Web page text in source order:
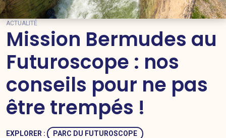
ACTUALITÉ
Mission Bermudes au
Futuroscope : nos
conseils pour ne pas
être trempés !
EXPLORER : PARC DU FUTUROSCOPE